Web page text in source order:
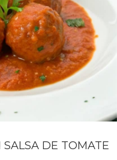
DE TOMATE